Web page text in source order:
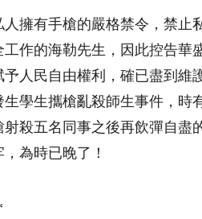
擁有手槍的嚴格禁令，禁
作的海勒先生，因此控告
人民自由權利，確已盡到
學生攜槍亂殺師生事件，
殺五名同事之後再飲彈自
為時已晚了！